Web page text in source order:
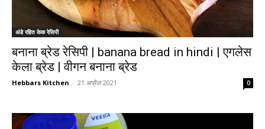
अंडे रहित केक रेसिपी
बनाना ब्रेड रेसिपी | banana bread in hindi | एगलेस
केला ब्रेड | वीगन बनाना ब्रेड
Hebbars Kitchen - 21 अप्रैल 2021 0